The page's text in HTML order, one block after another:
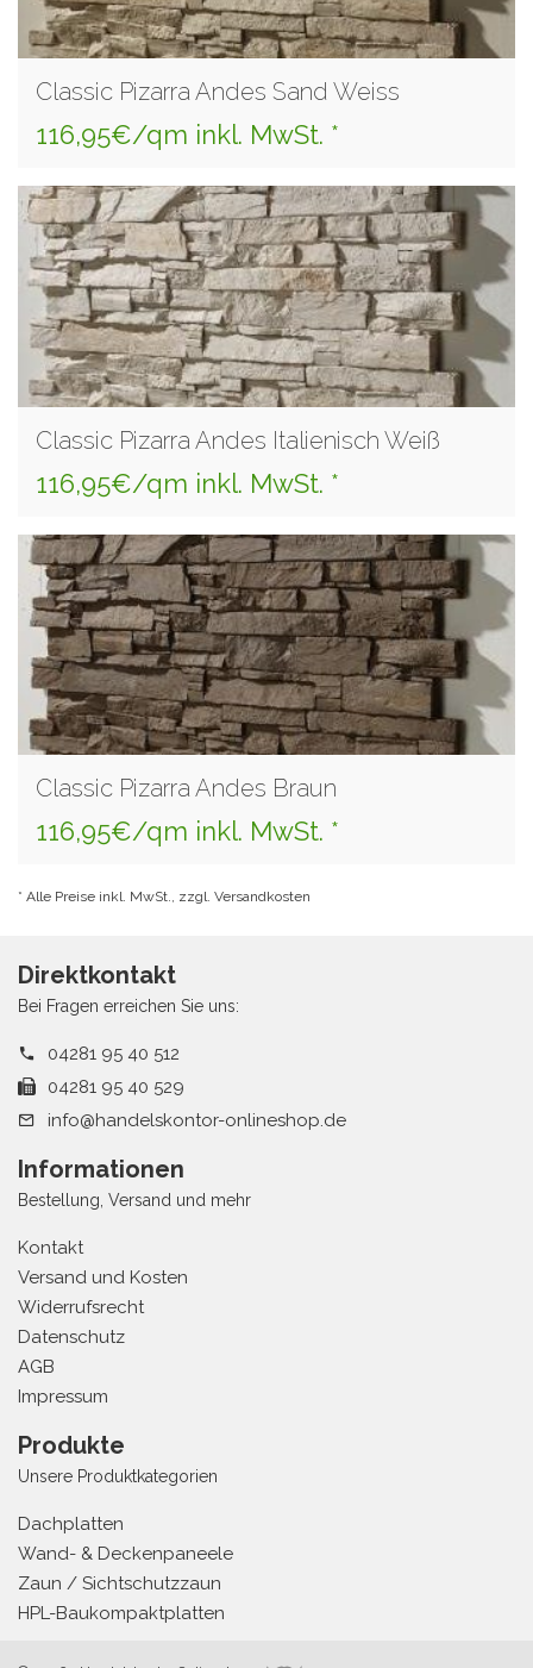
Classic Pizarra Andes Sand Weiss
116,95€/qm inkl. MwSt. *
Classic Pizarra Andes Italienisch Weiß
116,95€/qm inkl. MwSt. *
Classic Pizarra Andes Braun
116,95€/qm inkl. MwSt. *
* Alle Preise inkl. MwSt., zzgl. Versandkosten
Direktkontakt
Bei Fragen erreichen Sie uns:
04281 95 40 512
04281 95 40 529
info@handelskontor-onlineshop.de
Informationen
Bestellung, Versand und mehr
Kontakt
Versand und Kosten
Widerrufsrecht
Datenschutz
AGB
Impressum
Produkte
Unsere Produktkategorien
Dachplatten
Wand- & Deckenpaneele
Zaun / Sichtschutzzaun
HPL-Baukompaktplatten